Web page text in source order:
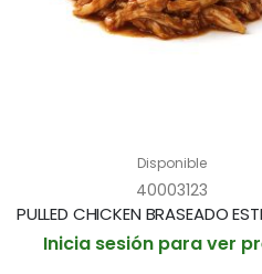
Disponible
40003123
Inicia sesión para ver